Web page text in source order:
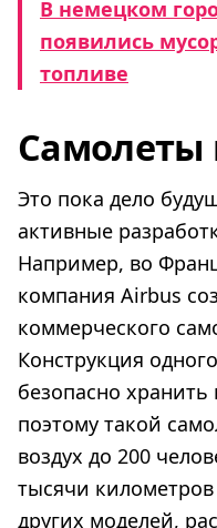
В немецком
появились
топливе
Самолеты
Это пока дело
активные
Например, во
компания Airbus
коммерческого
Конструкция
безопасно
поэтому такой
воздух до 200
тысячи
других моделей,